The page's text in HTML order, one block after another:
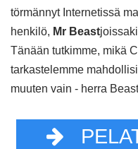
törmännyt Internetissä
henkilö, Mr Beast
Tänään tutkimme, mikä
tarkastelemme
muuten vain - herra